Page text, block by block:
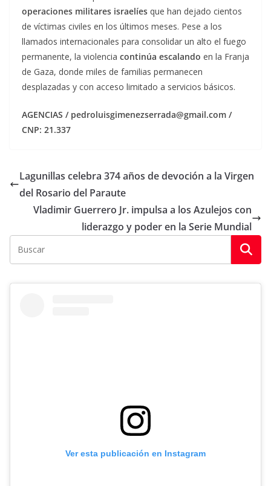
operaciones militares israelíes que han dejado cientos
de víctimas civiles en los últimos meses. Pese a los
llamados internacionales para consolidar un alto el fuego
permanente, la violencia continúa escalando en la Franja
de Gaza, donde miles de familias permanecen
desplazadas y con acceso limitado a servicios básicos.
AGENCIAS / pedroluisgimenezserrada@gmail.com /
CNP: 21.337
Lagunillas celebra 374 años de devoción a la Virgen
del Rosario del Paraute
Vladimir Guerrero Jr. impulsa a los Azulejos con
liderazgo y poder en la Serie Mundial
Ver esta publicación en Instagram